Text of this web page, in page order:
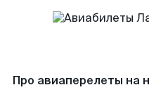
Про авиаперелеты на